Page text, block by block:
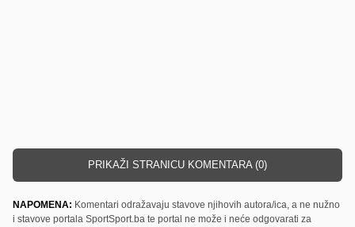
PRIKAŽI STRANICU KOMENTARA (0)
NAPOMENA: Komentari odražavaju stavove njihovih autora/ica, a ne nužno
i stavove portala SportSport.ba te portal ne može i neće odgovarati za